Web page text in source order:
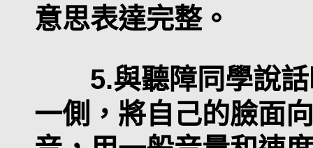
意思表達完整。
5.與聽障同學說話
一側，將自己的臉面